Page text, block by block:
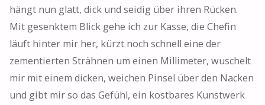
hängt nun glatt, dick und seidig über ihren Rücken.
Mit gesenktem Blick gehe ich zur Kasse, die Chefin
läuft hinter mir her, kürzt noch schnell eine der
zementierten Strähnen um einen Millimeter, wuschelt
mir mit einem dicken, weichen Pinsel über den Nacken
und gibt mir so das Gefühl, ein kostbares Kunstwerk